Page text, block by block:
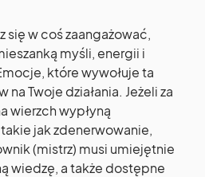
się w coś zaangażować,
myśli, energii i
które wywołuje ta
na Twoje działania. Jeżeli za
wierzch wypłyną
jak zdenerwowanie,
(mistrz) musi umiejętnie
wiedzę, a także dostępne